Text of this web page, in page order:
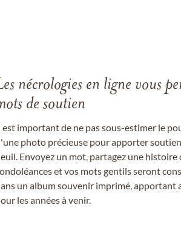
nécrologies en ligne vous
de soutien
est important de ne pas sous-estimer le
photo précieuse pour apporter
Envoyez un mot, partagez une
et vos mots gentils seront
un album souvenir imprimé, apportant
les années à venir.